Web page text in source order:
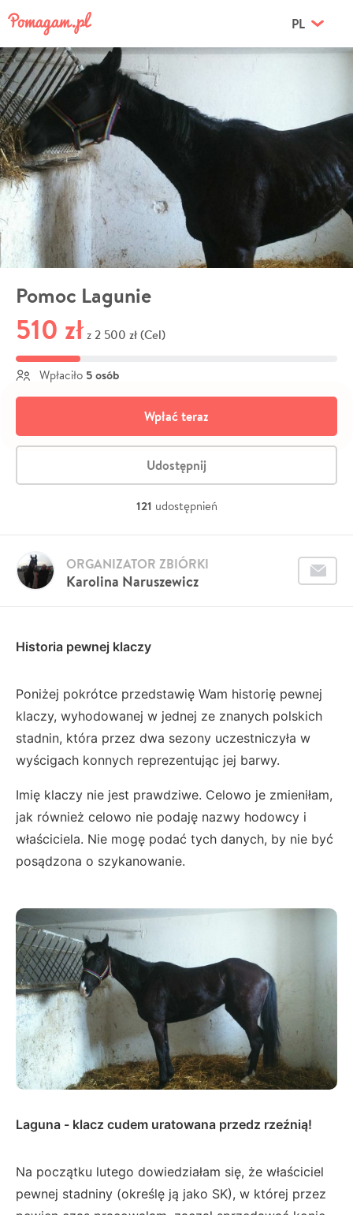
PL
Pomoc Lagunie
510 zł z 2 500 zł (Cel)
Wpłaciło 5 osób
Wpłać teraz
Udostępnij
121 udostępnień
Karolina Naruszewicz
ORGANIZATOR ZBIÓRKI
Historia pewnej klaczy
Poniżej pokrótce przedstawię Wam historię pewnej
klaczy, wyhodowanej w jednej ze znanych polskich
stadnin, która przez dwa sezony uczestniczyła w
wyścigach konnych reprezentując jej barwy.
Imię klaczy nie jest prawdziwe. Celowo je zmieniłam,
jak również celowo nie podaję nazwy hodowcy i
właściciela. Nie mogę podać tych danych, by nie być
posądzona o szykanowanie.
Laguna - klacz cudem uratowana przedz rzeźnią!
Na początku lutego dowiedziałam się, że właściciel
pewnej stadniny (określę ją jako SK), w której przez